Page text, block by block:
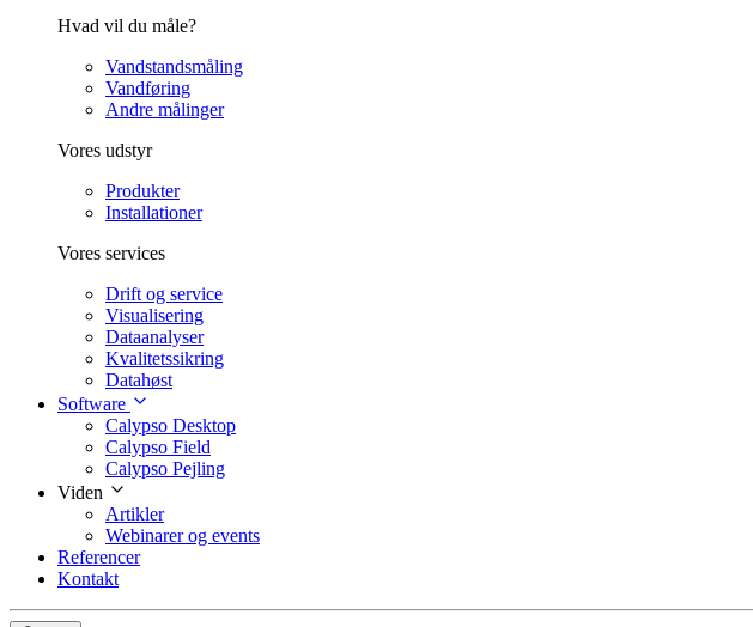
Hvad vil du måle?
Vandstandsmåling
Vandføring
Andre målinger
Vores udstyr
Produkter
Installationer
Vores services
Drift og service
Visualisering
Dataanalyser
Kvalitetssikring
Datahøst
Software
Calypso Desktop
Calypso Field
Calypso Pejling
Viden
Artikler
Webinarer og events
Referencer
Kontakt